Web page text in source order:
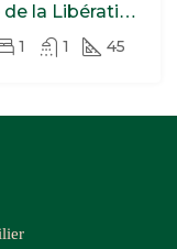
Appartement T2 45m2 Avenue de la Libération
1 1 45